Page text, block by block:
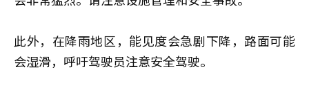
此外，在降雨地区，能见度会急剧下降，路面可能
会湿滑，呼吁驾驶员注意安全驾驶。